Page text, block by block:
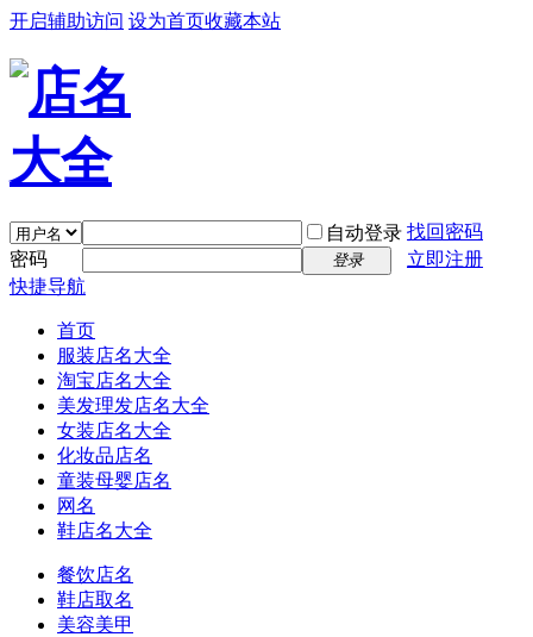
开启辅助访问 设为首页收藏本站
自动登录 找回密码
密码
登录
立即注册
快捷导航
首页
服装店名大全
淘宝店名大全
美发理发店名大全
女装店名大全
化妆品店名
童装母婴店名
网名
鞋店名大全
餐饮店名
鞋店取名
美容美甲